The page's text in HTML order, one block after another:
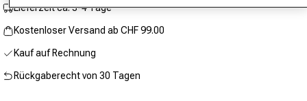
Lieferzeit ca. 3-4 Tage
Kostenloser Versand ab CHF 99.00
Kauf auf Rechnung
Rückgaberecht von 30 Tagen